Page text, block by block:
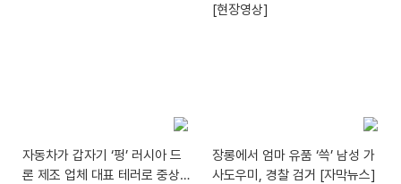
[현장영상]
자동차가 갑자기 ‘펑’ 러시아 드
론 제조 업체 대표 테러로 중상…
장롱에서 엄마 유품 ‘쓱’ 남성 가
사도우미, 경찰 검거 [자막뉴스]